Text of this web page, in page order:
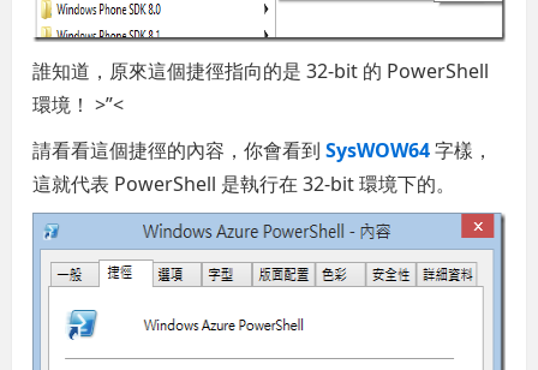
誰知道，原來這個捷徑指向的是 32-bit 的 PowerShell
環境！ >”<
請看看這個捷徑的內容，你會看到SysWOW64字樣，
這就代表 PowerShell 是執行在 32-bit 環境下的。